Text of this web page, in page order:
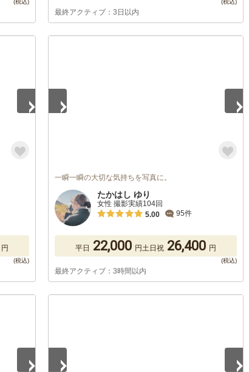
最終アクティブ：3日以内
円
一瞬一瞬の大切な気持ちを写真に。
たかはし ゆり
女性 撮影実績104回
5.00
95件
平日 22,000 円土日祝 26,400 円
最終アクティブ：3時間以内